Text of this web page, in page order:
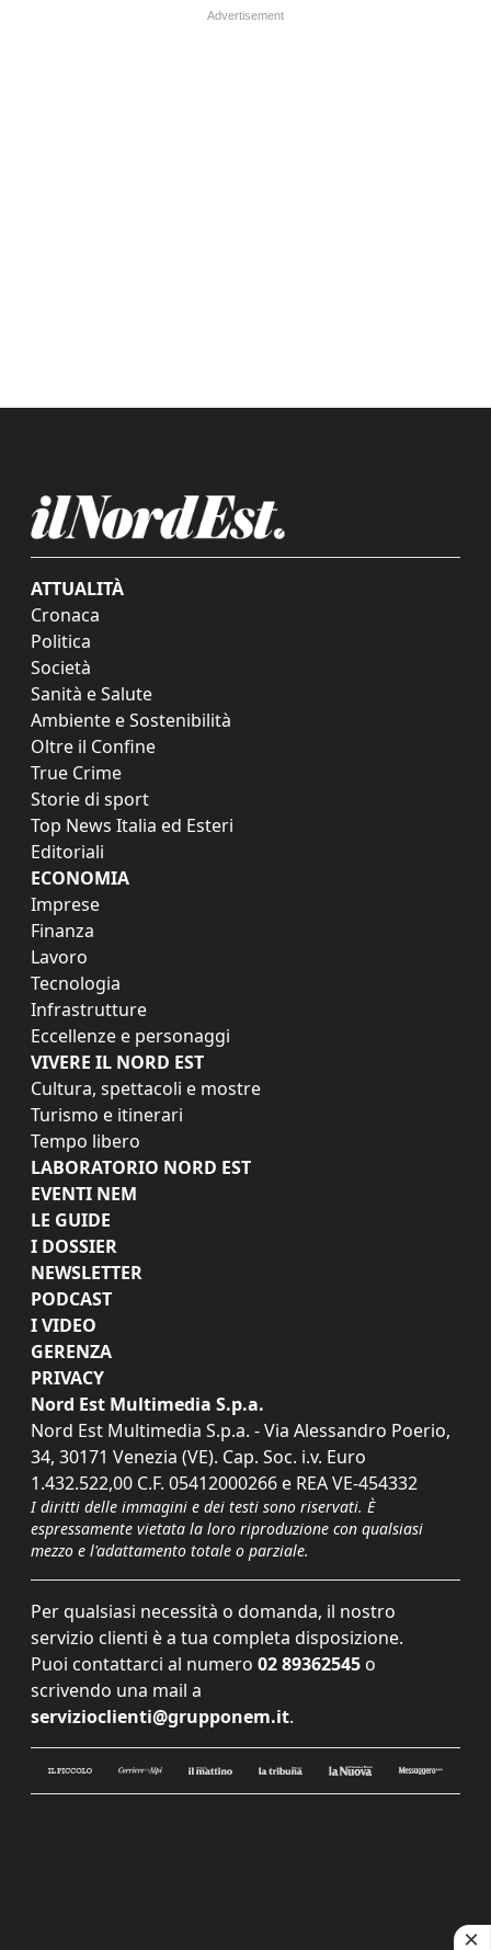
ATTUALITÀ
Cronaca
Politica
Società
Sanità e Salute
Ambiente e Sostenibilità
Oltre il Confine
True Crime
Storie di sport
Top News Italia ed Esteri
Editoriali
ECONOMIA
Imprese
Finanza
Lavoro
Tecnologia
Infrastrutture
Eccellenze e personaggi
VIVERE IL NORD EST
Cultura, spettacoli e mostre
Turismo e itinerari
Tempo libero
LABORATORIO NORD EST
EVENTI NEM
LE GUIDE
I DOSSIER
NEWSLETTER
PODCAST
I VIDEO
GERENZA
PRIVACY
Nord Est Multimedia S.p.a.
Nord Est Multimedia S.p.a. - Via Alessandro Poerio,
34, 30171 Venezia (VE). Cap. Soc. i.v. Euro
1.432.522,00 C.F. 05412000266 e REA VE-454332
I diritti delle immagini e dei testi sono riservati. È
espressamente vietata la loro riproduzione con qualsiasi
mezzo e l'adattamento totale o parziale.
Per qualsiasi necessità o domanda, il nostro
servizio clienti è a tua completa disposizione.
Puoi contattarci al numero 02 89362545 o
scrivendo una mail a
servizioclienti@grupponem.it.